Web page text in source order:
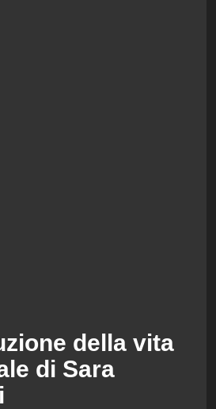
della vita
di Sara